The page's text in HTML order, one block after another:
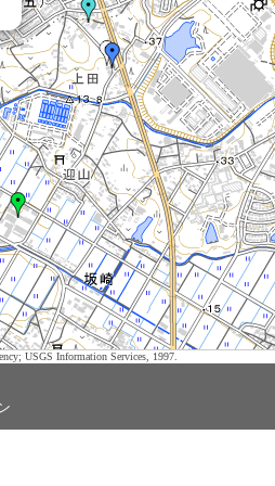
USGS Information Services, 1997.